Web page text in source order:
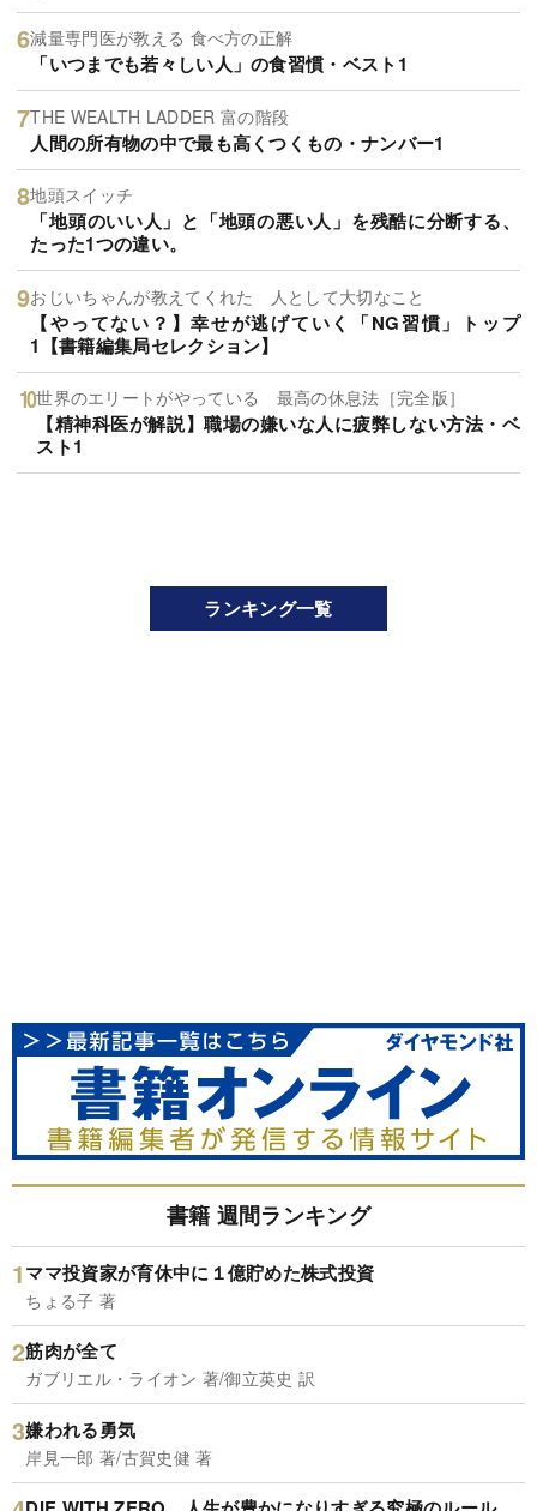
減量専門医が教える 食べ方の正解
「いつまでも若々しい人」の食習慣・ベスト1
THE WEALTH LADDER 富の階段
人間の所有物の中で最も高くつくもの・ナンバー1
地頭スイッチ
「地頭のいい人」と「地頭の悪い人」を残酷に分断する、
たった1つの違い。
おじいちゃんが教えてくれた 人として大切なこと
【やってない？】幸せが逃げていく「NG習慣」トップ
1【書籍編集局セレクション】
世界のエリートがやっている 最高の休息法［完全版］
【精神科医が解説】職場の嫌いな人に疲弊しない方法・ベ
スト1
ランキング一覧
書籍 週間ランキング
ママ投資家が育休中に１億貯めた株式投資
ちょる子 著
筋肉が全て
ガブリエル・ライオン 著/御立英史 訳
嫌われる勇気
岸見一郎 著/古賀史健 著